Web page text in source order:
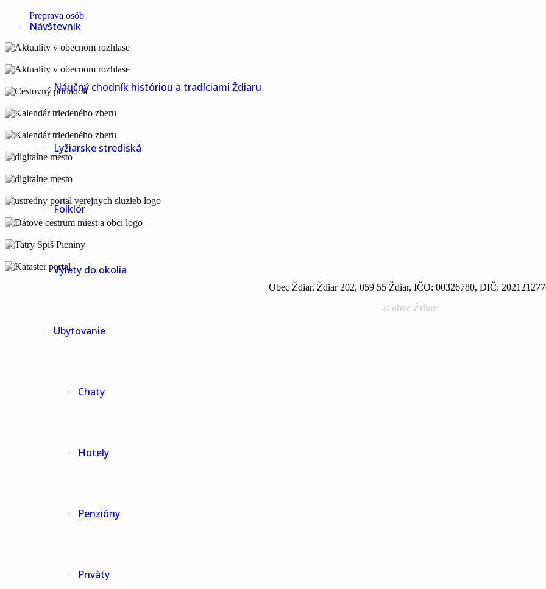
Návštevník
Náučný chodník históriou a tradíciami Ždiaru
Lyžiarske strediská
Folklór
Výlety do okolia
Ubytovanie
Chaty
Hotely
Penzióny
Priváty
Preprava osôb
Obec Ždiar, Ždiar 202, 059 55 Ždiar, IČO: 00326780, DIČ:
© obec Ždiar